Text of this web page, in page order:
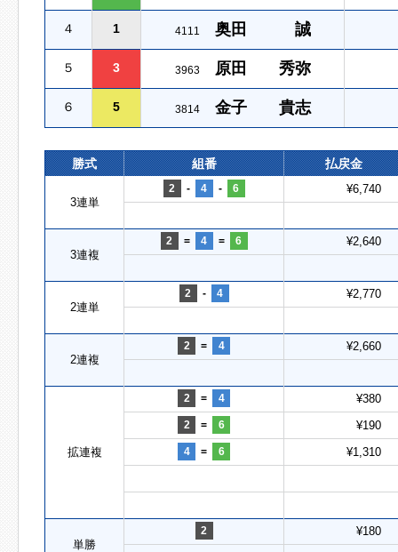
４ 1 4111 奥田 誠
５ 3 3963 原田 秀弥
６ 5 3814 金子 貴志
勝式 組番 払戻金
3連単
2 - 4 - 6 ¥6,740
3連複
2 = 4 = 6 ¥2,640
2連単
2 - 4 ¥2,770
2連複
2 = 4 ¥2,660
拡連複
2 = 4 ¥380
2 = 6 ¥190
4 = 6 ¥1,310
単勝
2 ¥180